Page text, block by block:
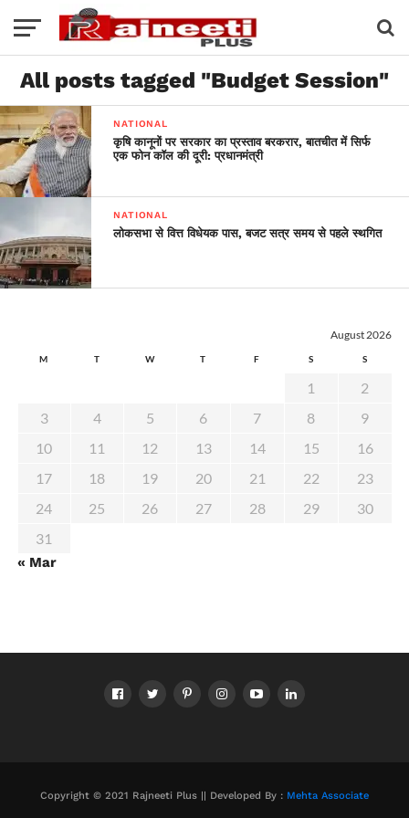
All posts tagged "Budget Session"
NATIONAL
कृषि कानूनों पर सरकार का प्रस्ताव बरकरार, बातचीत में सिर्फ
एक फोन कॉल की दूरी: प्रधानमंत्री
NATIONAL
लोकसभा से वित्त विधेयक पास, बजट सत्र समय से पहले स्थगित
August 2026
M T W T F S S
1
2
3
4 5 6 7 8
9
10
11 12 13 14 15
16
17
18 19 20 21 22
23
24
25 26 27 28 29
30
31
« Mar
Copyright © 2021 Rajneeti Plus || Developed By : Mehta Associate